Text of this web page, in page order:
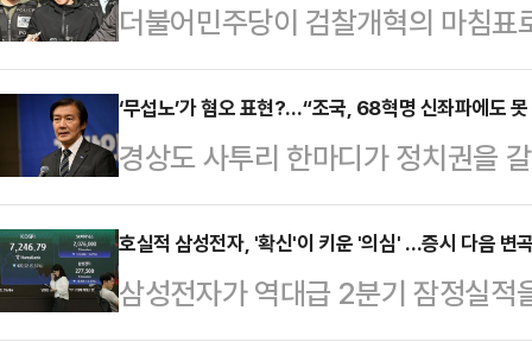
더불어민주당이 검찰개혁의 마침
당론이 최근 발생한 '광주 여고생
센 격론에 휩싸일 전망이다. 경찰의
아낸 사실이 드러나면서, 제도 폐지
신중론이 고개를 들고 있어서다. 특
서 당내 세력 대결과 여야 대치 전
민주당 의원은 8일 페이스북에 "검
‘무섭노’가 혐오 표현?…“조국, 68혁명 신좌파에도
경상도 사투리 한마디가 정치권을
멤버 원이가 유튜브 방송에서 쓴 ‘
이라는 지적이 나오자, 조국 전 조
별법’을 제시한 데 이어 이튿날에
호실적 삼성전자, '확신'이 키운 '의심' …증시 다음 변
삼성전자가 역대급 2분기 잠정실